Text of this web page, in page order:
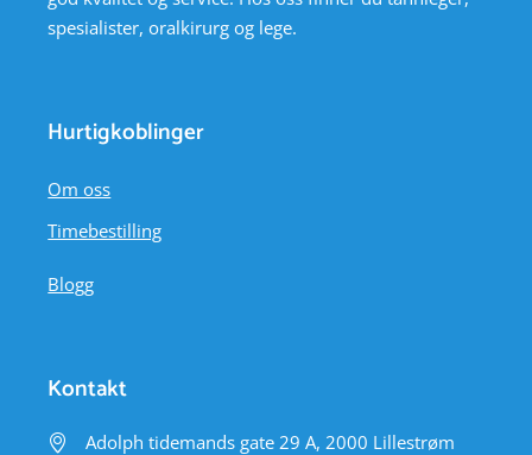
spesialister, oralkirurg og lege.
Hurtigkoblinger
Om oss
Timebestilling
Blogg
Kontakt
Adolph tidemands gate 29 A, 2000 Lillestrøm